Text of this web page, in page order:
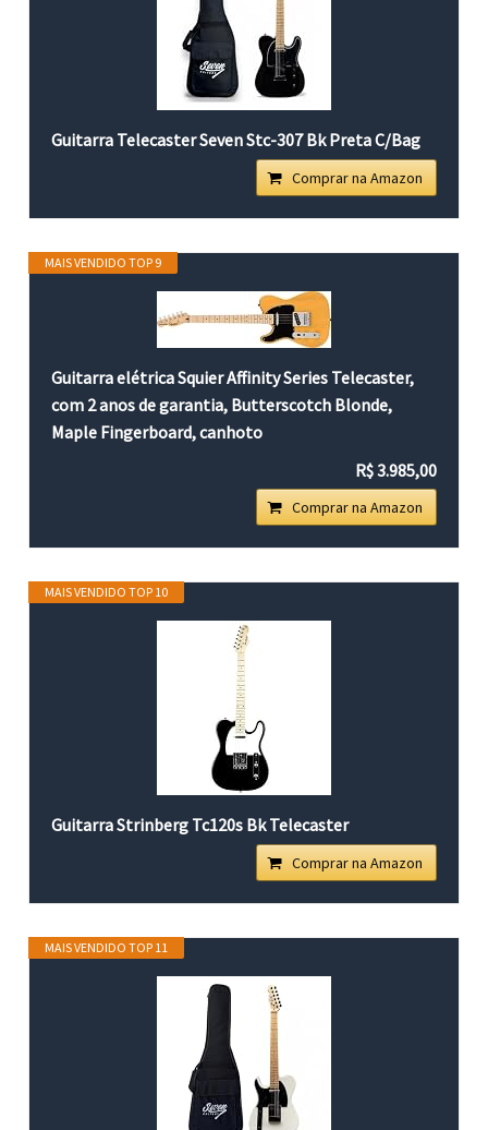
Guitarra Telecaster Seven Stc-307 Bk Preta C/Bag
Comprar na Amazon
MAIS VENDIDO TOP 9
Guitarra elétrica Squier Affinity Series Telecaster,
com 2 anos de garantia, Butterscotch Blonde,
Maple Fingerboard, canhoto
R$ 3.985,00
Comprar na Amazon
MAIS VENDIDO TOP 10
Guitarra Strinberg Tc120s Bk Telecaster
Comprar na Amazon
MAIS VENDIDO TOP 11